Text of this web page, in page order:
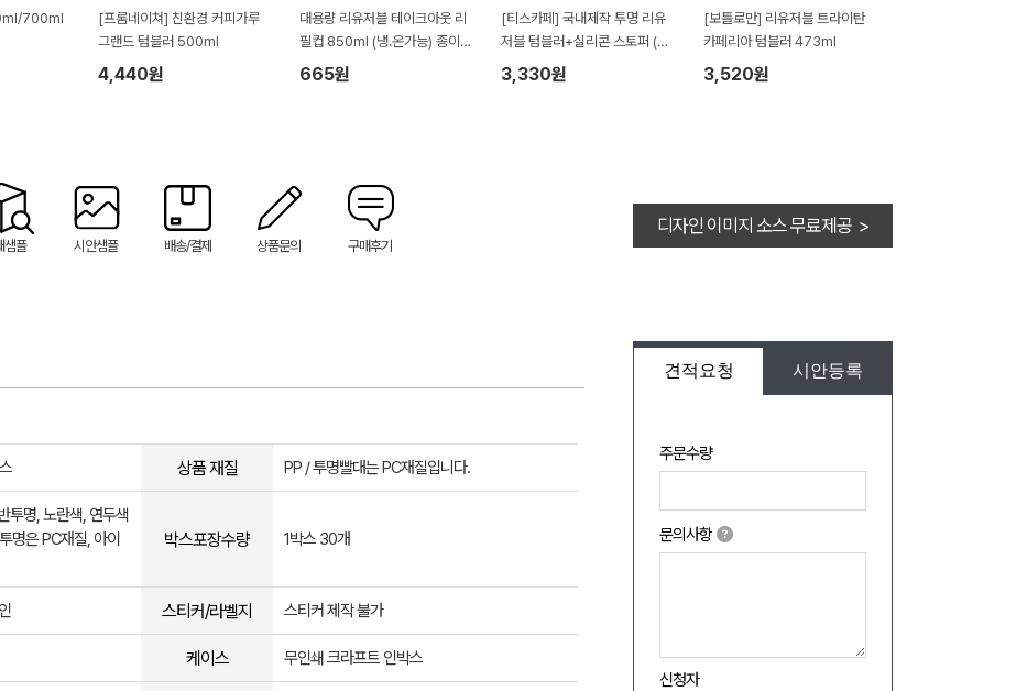
700ml
[프롬네이쳐] 친환경 커피가루
그랜드 텀블러 500ml
4,440원
대용량 리유저블 테이크아웃 리
필컵 850ml (냉.온가능) 종이컵,
1회용품 대용
665원
[티스카페] 국내제작 투명 리유
저블 텀블러+실리콘 스토퍼 (에
코젠) 530ml
3,330원
[보틀로만] 리유저블 트라이탄
카페리아 텀블러 473ml
3,520원
샘플 시안샘플 배송/결제 상품문의 구매후기
디자인 이미지 소스 무료제공 >
견적요청 시안등록
주문수량
문의사항
신청자
상품 재질 PP / 투명빨대는 PC재질입니다.
투명, 노란색, 연두색
명은 PC재질, 아이
박스포장수량 1박스 30개
스티커/라벨지 스티커 제작 불가
케이스 무인쇄 크라프트 인박스